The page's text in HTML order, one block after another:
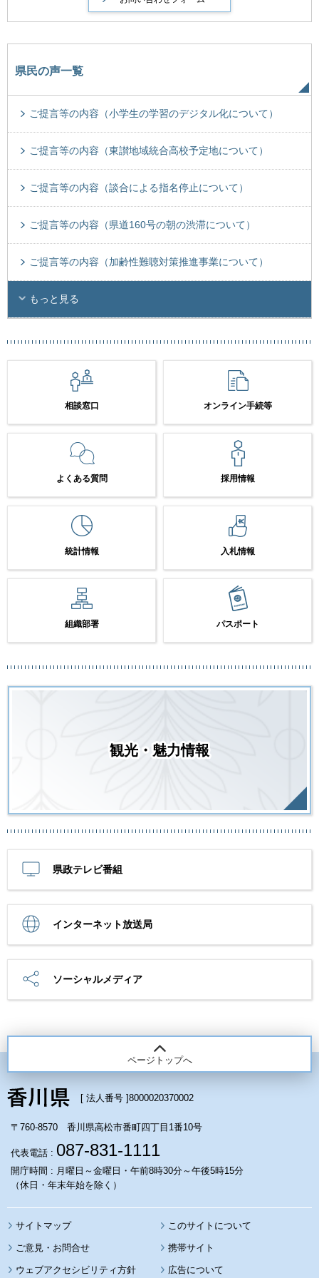
県民の声一覧
ご提言等の内容（小学生の学習のデジタル化について）
ご提言等の内容（東讃地域統合高校予定地について）
ご提言等の内容（談合による指名停止について）
ご提言等の内容（県道160号の朝の渋滞について）
ご提言等の内容（加齢性難聴対策推進事業について）
もっと見る
相談窓口 オンライン手続等
よくある質問 採用情報
統計情報 入札情報
組織部署 パスポート
観光・魅力情報
県政テレビ番組
インターネット放送局
ソーシャルメディア
ページトップへ
[ 法人番号 ]8000020370002
〒760-8570 香川県高松市番町四丁目1番10号
代表電話 : 087-831-1111
開庁時間 : 月曜日～金曜日・午前8時30分～午後5時15分
（休日・年末年始を除く）
サイトマップ このサイトについて
携帯サイト
ウェブアクセシビリティ方針 広告について